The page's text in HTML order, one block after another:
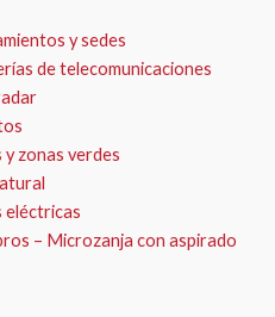
y sedes
de telecomunicaciones
y zonas verdes
eléctricas
– Microzanja con aspirado